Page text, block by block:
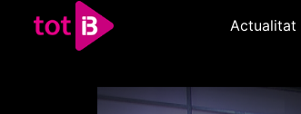
Actualitat